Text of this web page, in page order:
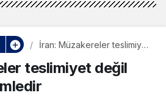
İran: Müzakereler teslimiyet
teslimiyet değil